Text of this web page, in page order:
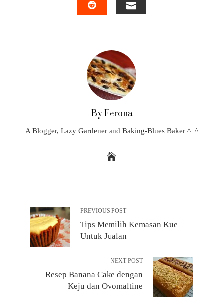
By Ferona
A Blogger, Lazy Gardener and Baking-Blues Baker ^_^
PREVIOUS POST
Tips Memilih Kemasan Kue
Untuk Jualan
NEXT POST
Resep Banana Cake dengan
Keju dan Ovomaltine